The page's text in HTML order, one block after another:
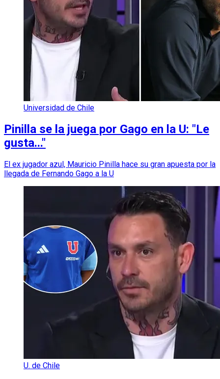
Universidad de Chile
Pinilla se la juega por Gago en la U: "Le
gusta..."
El ex jugador azul, Mauricio Pinilla hace su gran apuesta por la
llegada de Fernando Gago a la U
U. de Chile